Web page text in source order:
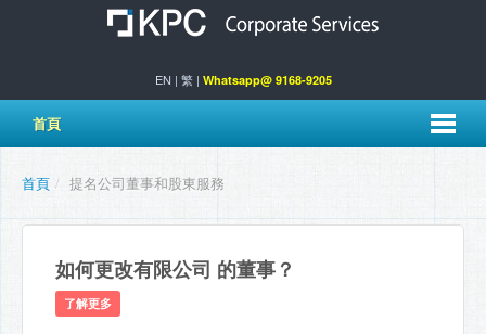
EN | 繁| Whatsapp@ 9168-9205
首頁
首頁 / 提名公司董事和股東服務
如何更改有限公司 的董事？
了解更多